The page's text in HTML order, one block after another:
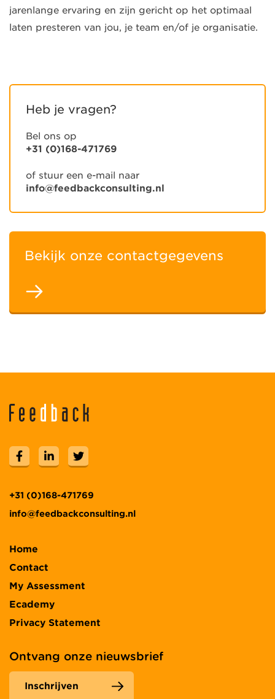
jarenlange ervaring en zijn gericht op het optimaal
laten presteren van jou, je team en/of je organisatie.
Heb je vragen?
Bel ons op
+31 (0)168-471769
of stuur een e-mail naar
info@feedbackconsulting.nl
Bekijk onze contactgegevens
+31 (0)168-471769
info@feedbackconsulting.nl
Home
Contact
My Assessment
Ecademy
Privacy Statement
Ontvang onze nieuwsbrief
Inschrijven